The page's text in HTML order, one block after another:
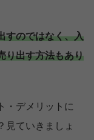
すのではなく、入
り出す方法もあり
・デメリットに
見ていきましょ